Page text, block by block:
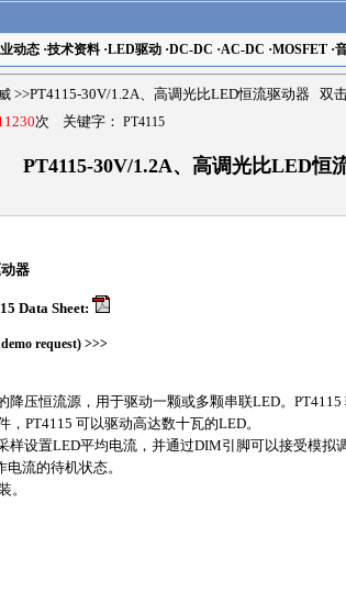
动态·技术资料·LED驱动·DC-DC ·AC-DC ·MOSFET·
>>PT4115-30V/1.2A、高调光比LED恒流驱动器 双
次 关键字： PT4115
PT4115-30V/1.2A、高调光比LED恒
器
Data Sheet:
request) >>>
压恒流源，用于驱动一颗或多颗串联LED。
PT4115 可以驱动高达数十瓦的LED。
设置LED平均电流，并通过DIM引脚可以接受模拟
流的待机状态。
。